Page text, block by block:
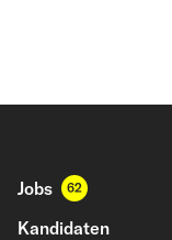
Jobs 62
Kandidaten